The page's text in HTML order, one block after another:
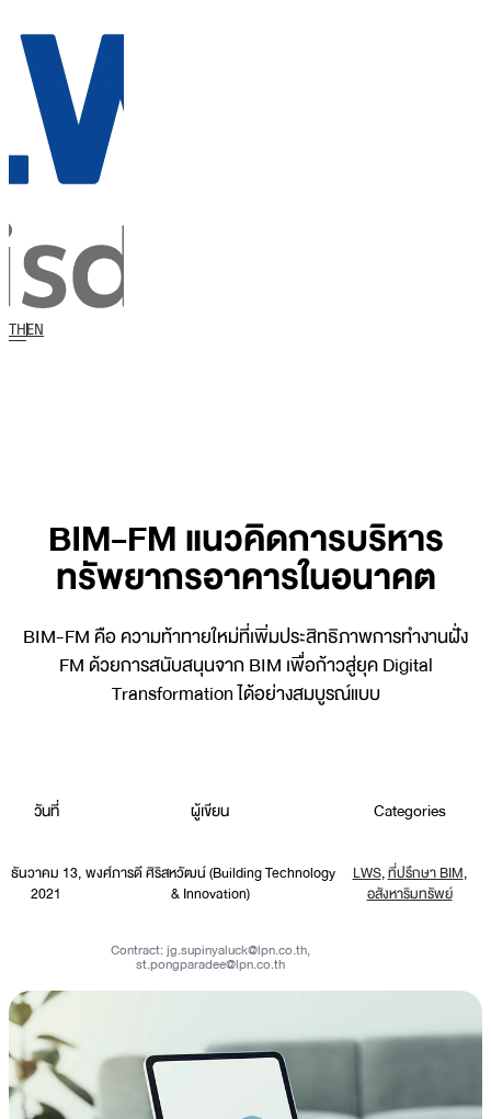
THEN
BIM-FM แนวคิดการบริหาร
ทรัพยากรอาคารในอนาคต
BIM-FM คือ ความท้าทายใหม่ที่เพิ่มประสิทธิภาพการทำงานฝั่ง
FM ด้วยการสนับสนุนจาก BIM เพื่อก้าวสู่ยุค Digital
Transformation ได้อย่างสมบูรณ์แบบ
วันที่
ธันวาคม 13,
2021
ผู้เขียน
พงศ์ภารดี ศิริสหวัฒน์ (Building Technology
& Innovation)
Contract:jg.supinyaluck@lpn.co.th,
st.pongparadee@lpn.co.th
Categories
LWS,ที่ปรึกษา BIM,
อสังหาริมทรัพย์